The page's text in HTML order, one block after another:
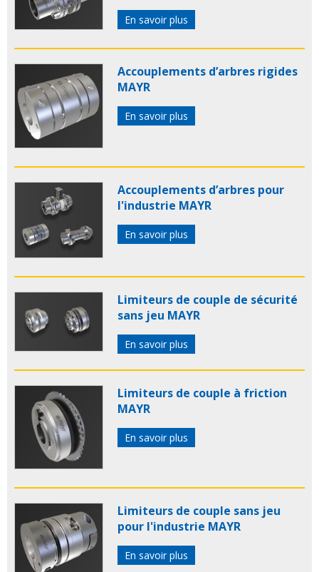
En savoir plus
Accouplements d’arbres rigides
MAYR
En savoir plus
Accouplements d’arbres pour
l'industrie MAYR
En savoir plus
Limiteurs de couple de sécurité
sans jeu MAYR
En savoir plus
Limiteurs de couple à friction
MAYR
En savoir plus
Limiteurs de couple sans jeu
pour l'industrie MAYR
En savoir plus